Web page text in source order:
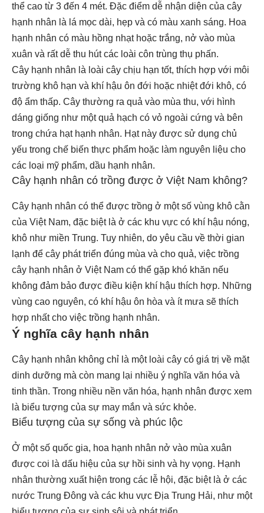
thể cao từ 3 đến 4 mét. Đặc điểm dễ nhận diện của cây
hạnh nhân là lá mọc dài, hẹp và có màu xanh sáng. Hoa
hạnh nhân có màu hồng nhạt hoặc trắng, nở vào mùa
xuân và rất dễ thu hút các loài côn trùng thụ phấn.
Cây hạnh nhân là loài cây chịu hạn tốt, thích hợp với môi
trường khô hạn và khí hậu ôn đới hoặc nhiệt đới khô, có
độ ẩm thấp. Cây thường ra quả vào mùa thu, với hình
dáng giống như một quả hạch có vỏ ngoài cứng và bên
trong chứa hạt hạnh nhân. Hạt này được sử dụng chủ
yếu trong chế biến thực phẩm hoặc làm nguyên liệu cho
các loại mỹ phẩm, dầu hạnh nhân.
Cây hạnh nhân có trồng được ở Việt Nam không?
Cây hạnh nhân có thể được trồng ở một số vùng khô cằn
của Việt Nam, đặc biệt là ở các khu vực có khí hậu nóng,
khô như miền Trung. Tuy nhiên, do yêu cầu về thời gian
lạnh để cây phát triển đúng mùa và cho quả, việc trồng
cây hạnh nhân ở Việt Nam có thể gặp khó khăn nếu
không đảm bảo được điều kiện khí hậu thích hợp. Những
vùng cao nguyên, có khí hậu ôn hòa và ít mưa sẽ thích
hợp nhất cho việc trồng hạnh nhân.
Ý nghĩa cây hạnh nhân
Cây hạnh nhân không chỉ là một loài cây có giá trị về mặt
dinh dưỡng mà còn mang lại nhiều ý nghĩa văn hóa và
tinh thần. Trong nhiều nền văn hóa, hạnh nhân được xem
là biểu tượng của sự may mắn và sức khỏe.
Biểu tượng của sự sống và phúc lộc
Ở một số quốc gia, hoa hạnh nhân nở vào mùa xuân
được coi là dấu hiệu của sự hồi sinh và hy vọng. Hạnh
nhân thường xuất hiện trong các lễ hội, đặc biệt là ở các
nước Trung Đông và các khu vực Địa Trung Hải, như một